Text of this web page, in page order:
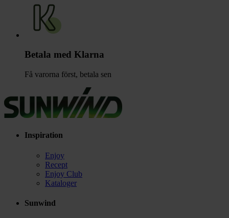
Betala med Klarna
Få varorna först, betala sen
Inspiration
Enjoy
Recept
Enjoy Club
Kataloger
Sunwind